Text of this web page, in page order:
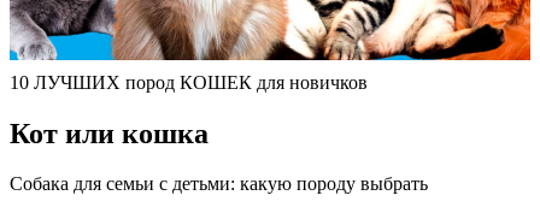
10 ЛУЧШИХ пород КОШЕК для новичков
Кот или кошка
Собака для семьи с детьми: какую породу выбрать